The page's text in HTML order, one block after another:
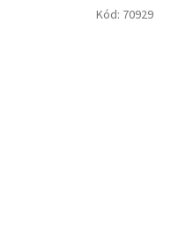
Kód: 70929